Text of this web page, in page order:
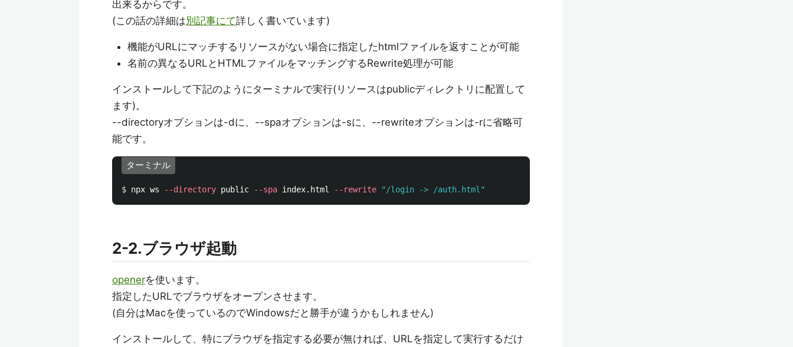
出来るからです。
(この話の詳細は別記事にて詳しく書いています)
機能がURLにマッチするリソースがない場合に指定したhtmlファイルを返すことが可能
名前の異なるURLとHTMLファイルをマッチングするRewrite処理が可能
インストールして下記のようにターミナルで実行(リソースはpublicディレクトリに配置して
ます)。
--directoryオプションは-dに、--spaオプションは-sに、--rewriteオプションは-rに省略可
能です。
ターミナル
$ npx ws --directory public --spa index.html --rewrite "/login -> /auth.html"
2-2.ブラウザ起動
openerを使います。
指定したURLでブラウザをオープンさせます。
(自分はMacを使っているのでWindowsだと勝手が違うかもしれません)
インストールして、特にブラウザを指定する必要が無ければ、URLを指定して実行するだけ